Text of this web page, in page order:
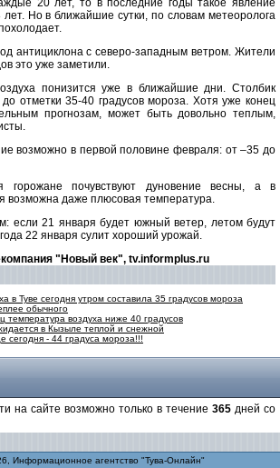
20 лет, то в последние годы такое явление
Но в ближайшие сутки, по словам метеоролога
антициклона с северо-западным ветром. Жители
это уже заметили.
понизится уже в ближайшие дни. Столбик
отметки 35-40 градусов мороза. Хотя уже конец
прогнозам, может быть довольно теплым,
возможно в первой половине февраля: от –35 до
почувствуют дуновение весны, а в
возможна даже плюсовая температура.
если 21 января будет южный ветер, летом будут
22 января сулит хороший урожай.
"Новый век", tv.informplus.ru
в Туве сегодня утром составила 35 градусов мороза
обычного
температура воздуха ниже 40 градусов
в Кызыле теплой и снежной
сегодня - 44 градуса мороза!!!
на сайте возможно только в течение 365 дней со
Информационное агентство "Тува-Онлайн"